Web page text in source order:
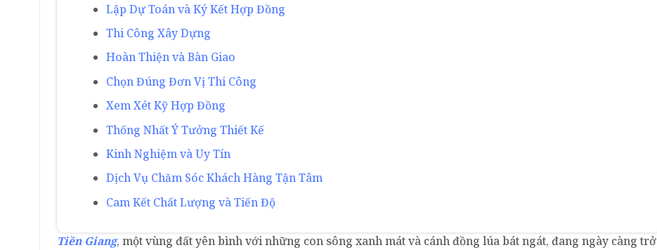
Lập Dự Toán và Ký Kết Hợp Đồng
Thi Công Xây Dựng
Hoàn Thiện và Bàn Giao
Chọn Đúng Đơn Vị Thi Công
Xem Xét Kỹ Hợp Đồng
Thống Nhất Ý Tưởng Thiết Kế
Kinh Nghiệm và Uy Tín
Dịch Vụ Chăm Sóc Khách Hàng Tận Tâm
Cam Kết Chất Lượng và Tiến Độ
Tiền Giang, một vùng đất yên bình với những con sông xanh mát và cánh đồng lúa bát ngát, đang ngày càng trở